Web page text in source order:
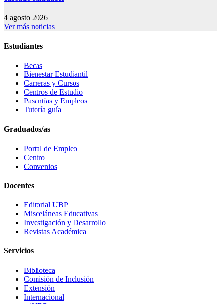
4 agosto 2026
Ver más noticias
Estudiantes
Becas
Bienestar Estudiantil
Carreras y Cursos
Centros de Estudio
Pasantías y Empleos
Tutoría guía
Graduados/as
Portal de Empleo
Centro
Convenios
Docentes
Editorial UBP
Misceláneas Educativas
Investigación y Desarrollo
Revistas Académica
Servicios
Biblioteca
Comisión de Inclusión
Extensión
Internacional